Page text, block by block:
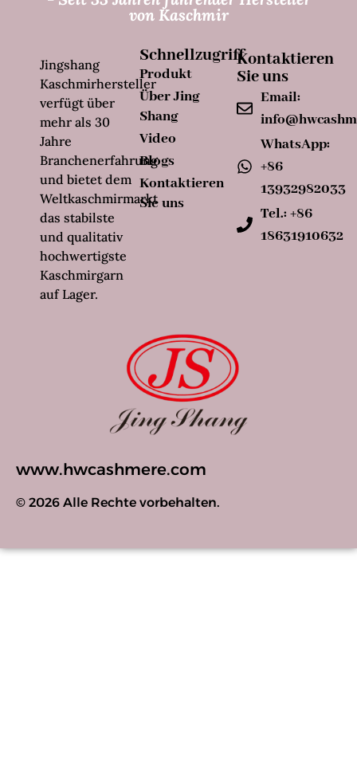
www.hwcashmere.com
© 2026 Alle Rechte vorbehalten.
von Kaschmir
Schnellzugriff
Produkt
Über Jing
Shang
Video
Blogs
Kontaktieren
Sie uns
Kontaktieren
Sie uns
Email:
WhatsApp:
+86
13932982033
Tel.: +86
18631910632
Jingshang
Kaschmirhersteller
verfügt über
mehr als 30
Jahre
Branchenerfahrung
und bietet dem
Weltkaschmirmarkt
das stabilste
und qualitativ
hochwertigste
Kaschmirgarn
auf Lager.